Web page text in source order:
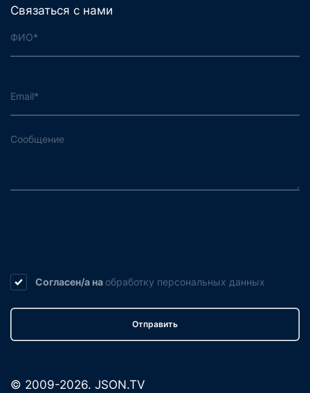
Связаться с нами
Согласен/а на обработку персональных данных
Отправить
© 2009-2026. JSON.TV